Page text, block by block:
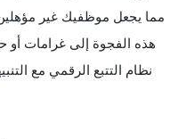
مما يجعل موظفيك غير
هذه الفجوة إلى غرامات أو
نظام التتبع الرقمي مع